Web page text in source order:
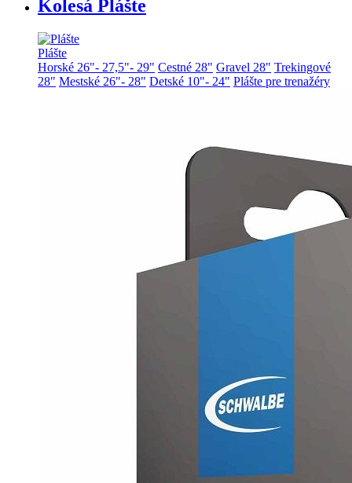
Kolesá Plášte
Plášte
Horské 26"- 27,5"- 29" Cestné 28" Gravel 28" Trekingové
28" Mestské 26"- 28" Detské 10"- 24" Plášte pre trenažéry